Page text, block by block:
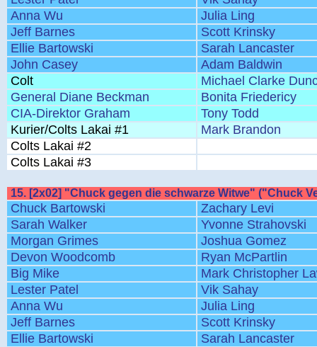
Anna Wu
Julia Ling
Jeff Barnes
Scott Krinsky
Ellie Bartowski
Sarah Lancaster
John Casey
Adam Baldwin
Colt
Michael Clarke
General Diane Beckman
Bonita Friedericy
CIA-Direktor Graham
Tony Todd
Kurier/Colts Lakai #1
Mark Brandon
Colts Lakai #2
Colts Lakai #3
15. [2x02] "Chuck gegen die schwarze Witwe" ("Chuck
Chuck Bartowski
Zachary Levi
Sarah Walker
Yvonne Strahovski
Morgan Grimes
Joshua Gomez
Devon Woodcomb
Ryan McPartlin
Big Mike
Mark Christopher
Lester Patel
Vik Sahay
Anna Wu
Julia Ling
Jeff Barnes
Scott Krinsky
Ellie Bartowski
Sarah Lancaster